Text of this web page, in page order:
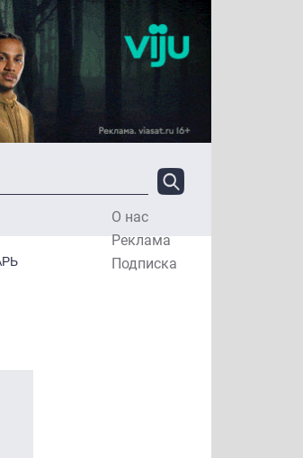
О нас
Реклама
Подписка
операторы связи
бесплатной базовой